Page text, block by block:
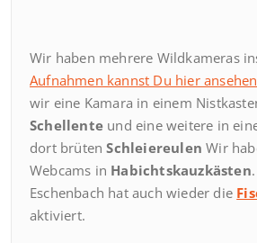
Wir haben mehrere Wildkameras
Aufnahmen kannst Du hier ansehen
wir eine Kamara in einem
Schellente und eine weitere in
dort brütenSchleiereulen Wir
Webcams in Habichtskauzkästen
Eschenbach hat auch wieder die
aktiviert.